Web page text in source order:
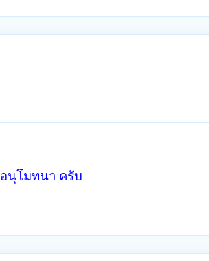
อนุโมทนา ครับ